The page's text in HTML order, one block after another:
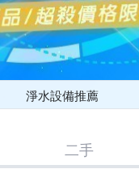
淨水設備推薦
二手